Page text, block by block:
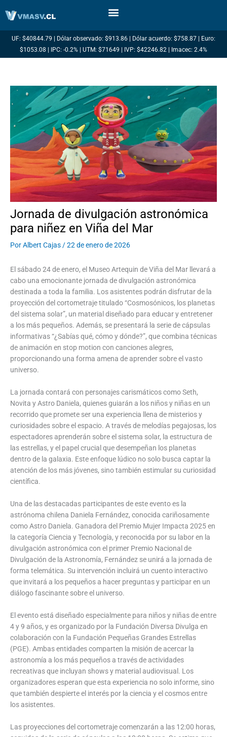
UF: $40844.79 | Dólar observado: $913.86 | Dólar acuerdo: $758.87 | Euro:
$1053.08 | IPC: -0.2% | UTM: $71649 | IVP: $42246.82 | Imacec: 2.4%
Jornada de divulgación astronómica
para niñez en Viña del Mar
PorAlbert Cajas /22 de enero de 2026
El sábado 24 de enero, el Museo Artequin de Viña del Mar llevará a
cabo una emocionante jornada de divulgación astronómica
destinada a toda la familia. Los asistentes podrán disfrutar de la
proyección del cortometraje titulado “Cosmosónicos, los planetas
del sistema solar”, un material diseñado para educar y entretener
a los más pequeños. Además, se presentará la serie de cápsulas
informativas “¿Sabías qué, cómo y dónde?”, que combina técnicas
de animación en stop motion con canciones alegres,
proporcionando una forma amena de aprender sobre el vasto
universo.
La jornada contará con personajes carismáticos como Seth,
Novita y Astro Daniela, quienes guiarán a los niños y niñas en un
recorrido que promete ser una experiencia llena de misterios y
curiosidades sobre el espacio. A través de melodías pegajosas, los
espectadores aprenderán sobre el sistema solar, la estructura de
las estrellas, y el papel crucial que desempeñan los planetas
dentro de la galaxia. Este enfoque lúdico no solo busca captar la
atención de los más jóvenes, sino también estimular su curiosidad
científica.
Una de las destacadas participantes de este evento es la
astrónoma chilena Daniela Fernández, conocida cariñosamente
como Astro Daniela. Ganadora del Premio Mujer Impacta 2025 en
la categoría Ciencia y Tecnología, y reconocida por su labor en la
divulgación astronómica con el primer Premio Nacional de
Divulgación de la Astronomía, Fernández se unirá a la jornada de
forma telemática. Su intervención incluirá un cuento interactivo
que invitará a los pequeños a hacer preguntas y participar en un
diálogo fascinante sobre el universo.
El evento está diseñado especialmente para niños y niñas de entre
4 y 9 años, y es organizado por la Fundación Diversa Divulga en
colaboración con la Fundación Pequeñas Grandes Estrellas
(PGE). Ambas entidades comparten la misión de acercar la
astronomía a los más pequeños a través de actividades
recreativas que incluyan shows y material audiovisual. Los
organizadores esperan que esta experiencia no solo informe, sino
que también despierte el interés por la ciencia y el cosmos entre
los asistentes.
Las proyecciones del cortometraje comenzarán a las 12:00 horas,